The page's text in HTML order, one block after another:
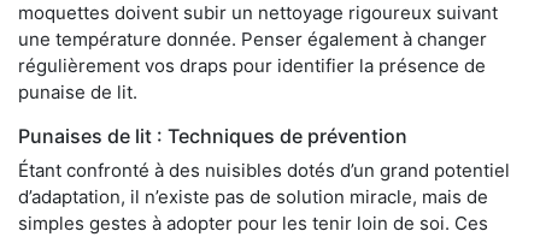
moquettes doivent subir un nettoyage rigoureux suivant
une température donnée. Penser également à changer
régulièrement vos draps pour identifier la présence de
punaise de lit.
Punaises de lit : Techniques de prévention
Étant confronté à des nuisibles dotés d’un grand potentiel
d’adaptation, il n’existe pas de solution miracle, mais de
simples gestes à adopter pour les tenir loin de soi. Ces